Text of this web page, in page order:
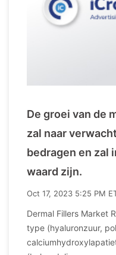
De groei van de
zal naar
bedragen en zal
waard zijn.
Oct 17, 2023 5:25 PM
Dermal Fillers Market
type (hyaluronzuur,